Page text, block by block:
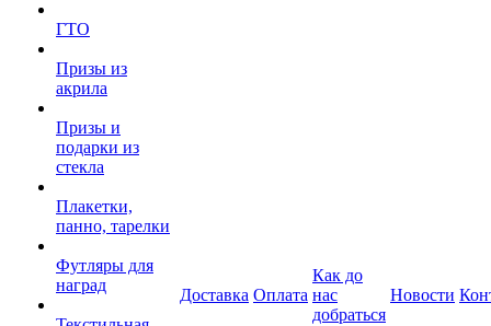
ГТО
Призы из
акрила
Призы и
подарки из
стекла
Плакетки,
панно, тарелки
Футляры для
наград
Доставка Оплата
Как до
нас
добраться
Новости